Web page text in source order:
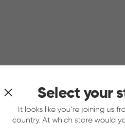
Select your
It looks like you’re joining us
country. At which store would